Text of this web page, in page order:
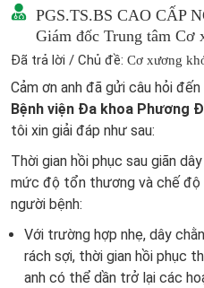
PGS.TS.BS CAO CẤP
Giám đốc Trung tâm Cơ
Đã trả lời / Chủ đề: Cơ xương
Cảm ơn anh đã gửi câu hỏi
Bệnh viện Đa khoa Phương
tôi xin giải đáp như sau:
Thời gian hồi phục sau giãn
mức độ tổn thương và chế độ
người bệnh:
Với trường hợp nhẹ, dây
rách sợi, thời gian hồi phục
anh có thể dần trở lại các